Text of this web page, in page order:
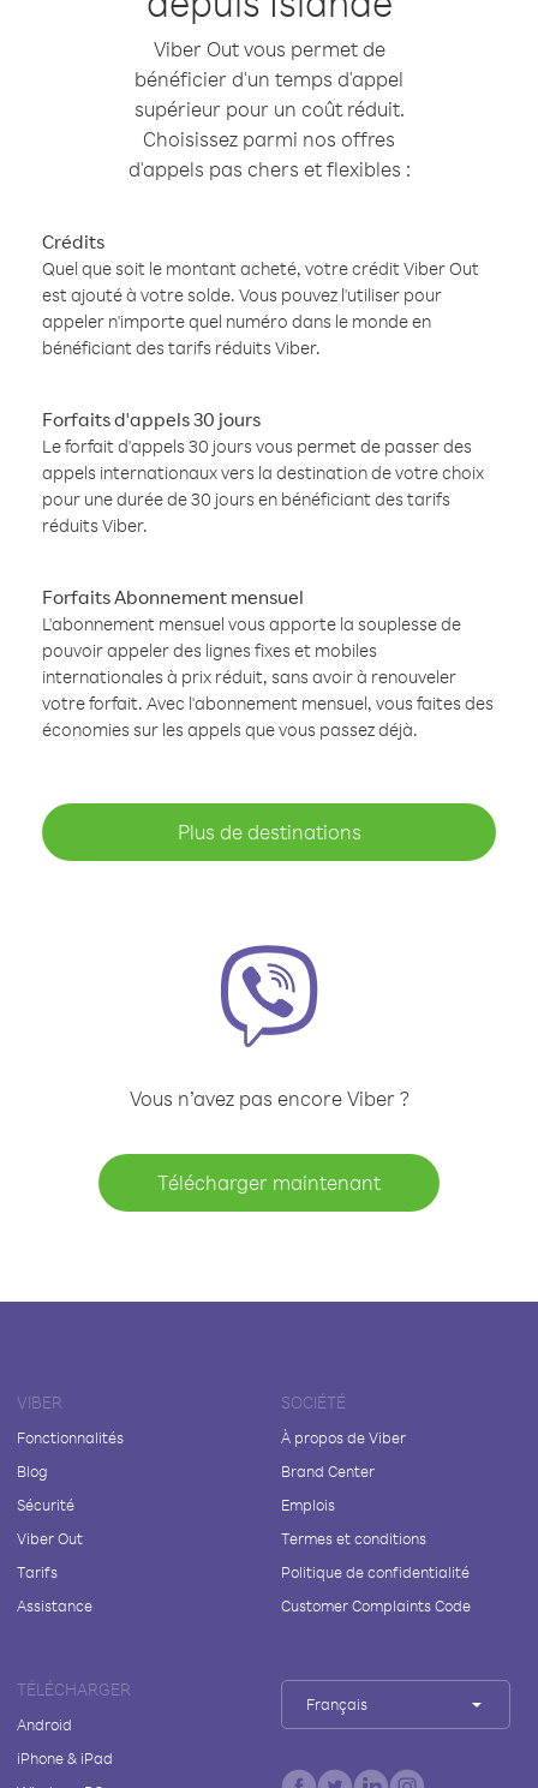
Viber Out vous permet de
bénéficier d'un temps d'appel
supérieur pour un coût réduit.
Choisissez parmi nos offres
d'appels pas chers et flexibles :
Crédits
Quel que soit le montant acheté, votre crédit Viber Out
est ajouté à votre solde. Vous pouvez l'utiliser pour
appeler n'importe quel numéro dans le monde en
bénéficiant des tarifs réduits Viber.
Forfaits d'appels 30 jours
Le forfait d'appels 30 jours vous permet de passer des
appels internationaux vers la destination de votre choix
pour une durée de 30 jours en bénéficiant des tarifs
réduits Viber.
Forfaits Abonnement mensuel
L'abonnement mensuel vous apporte la souplesse de
pouvoir appeler des lignes fixes et mobiles
internationales à prix réduit, sans avoir à renouveler
votre forfait. Avec l'abonnement mensuel, vous faites des
économies sur les appels que vous passez déjà.
Plus de destinations
Vous n’avez pas encore Viber ?
Télécharger maintenant
VIBER
Fonctionnalités
Blog
Sécurité
Viber Out
Tarifs
Assistance
SOCIÉTÉ
À propos de Viber
Brand Center
Emplois
Termes et conditions
Politique de confidentialité
Customer Complaints Code
TÉLÉCHARGER
Android
iPhone & iPad
Français